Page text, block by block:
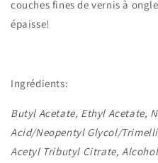
couches fines de vernis à
épaisse!
Ingrédients:
Butyl Acetate, Ethyl Acetate,
Acid/Neopentyl Glycol/
Acetyl Tributyl Citrate,